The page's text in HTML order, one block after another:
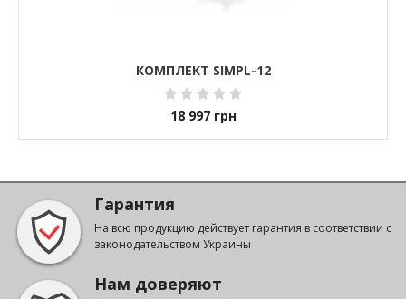
КОМПЛЕКТ SIMPL-12
18 997 грн
Гарантия
На всю продукцию действует гарантия в соответствии с
законодательством Украины
Нам доверяют